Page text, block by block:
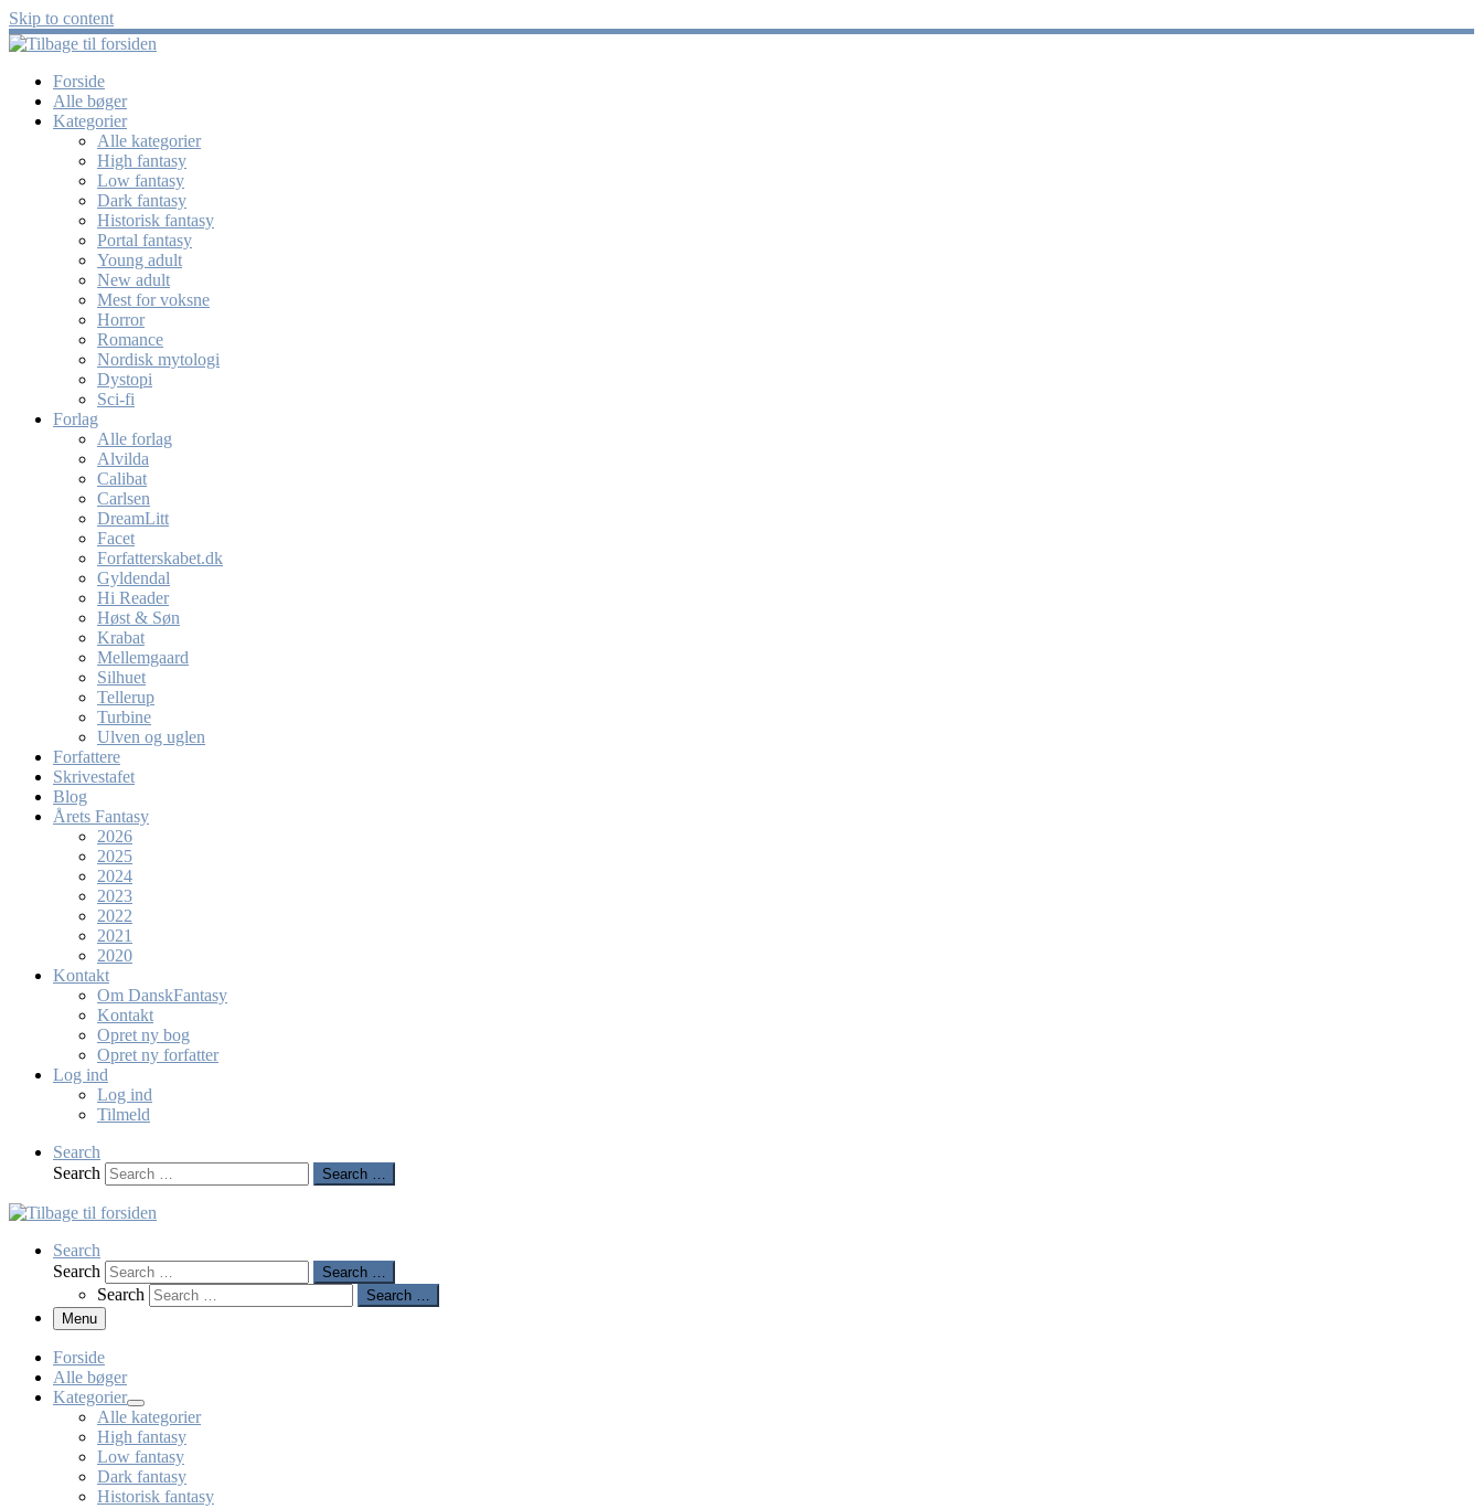
Skip to content
Forside
Alle bøger
Kategorier
Alle kategorier
High fantasy
Low fantasy
Dark fantasy
Historisk fantasy
Portal fantasy
Young adult
New adult
Mest for voksne
Horror
Romance
Nordisk mytologi
Dystopi
Sci-fi
Forlag
Alle forlag
Alvilda
Calibat
Carlsen
DreamLitt
Facet
Forfatterskabet.dk
Gyldendal
Hi Reader
Høst & Søn
Krabat
Mellemgaard
Silhuet
Tellerup
Turbine
Ulven og uglen
Forfattere
Skrivestafet
Blog
Årets Fantasy
2026
2025
2024
2023
2022
2021
2020
Kontakt
Om DanskFantasy
Kontakt
Opret ny bog
Opret ny forfatter
Log ind
Log ind
Tilmeld
Search
Search
Search …
Search
Search
Search …
Search
Search …
Menu
Forside
Alle bøger
Kategorier
Alle kategorier
High fantasy
Low fantasy
Dark fantasy
Historisk fantasy